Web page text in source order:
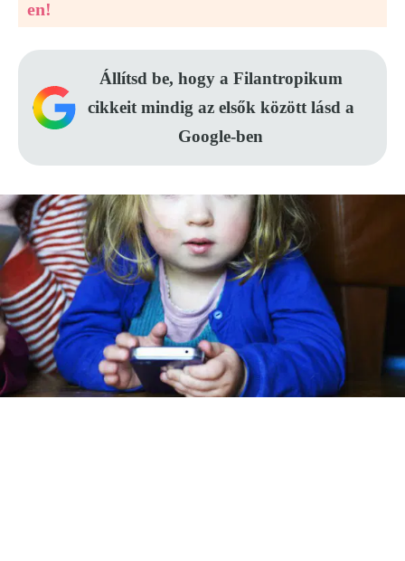
en!
Állítsd be, hogy a Filantropikum
cikkeit mindig az elsők között lásd a
Google-ben